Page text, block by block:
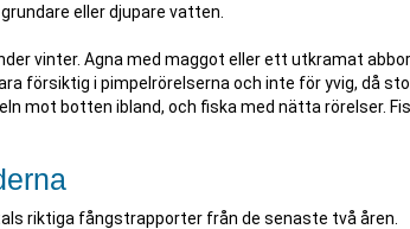
eller djupare vatten.
vinter. Agna med maggot eller ett utkramat
försiktig i pimpelrörelserna och inte för yvig, då
mot botten ibland, och fiska med nätta rörelser.
riktiga fångstrapporter från de senaste två åren.